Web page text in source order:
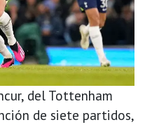
del Tottenham
de siete partidos,